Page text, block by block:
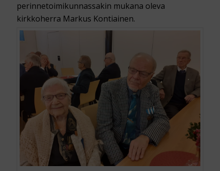
perinnetoimikunnassakin mukana oleva
kirkkoherra Markus Kontiainen.